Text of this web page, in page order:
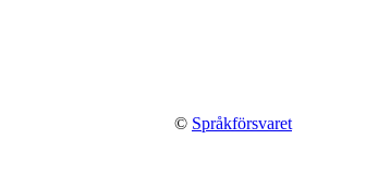
© Språkförsvaret